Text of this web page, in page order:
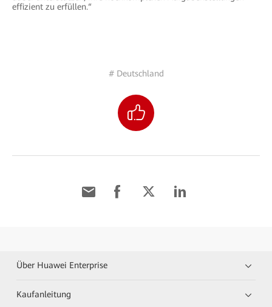
effizient zu erfüllen.“
# Deutschland
Über Huawei Enterprise
Kaufanleitung